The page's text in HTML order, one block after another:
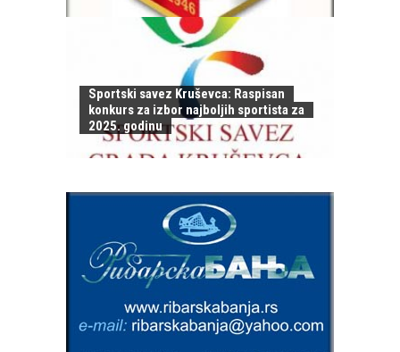
Sportski savez Kruševca: Raspisan
konkurs za izbor najboljih sportista za
2025. godinu